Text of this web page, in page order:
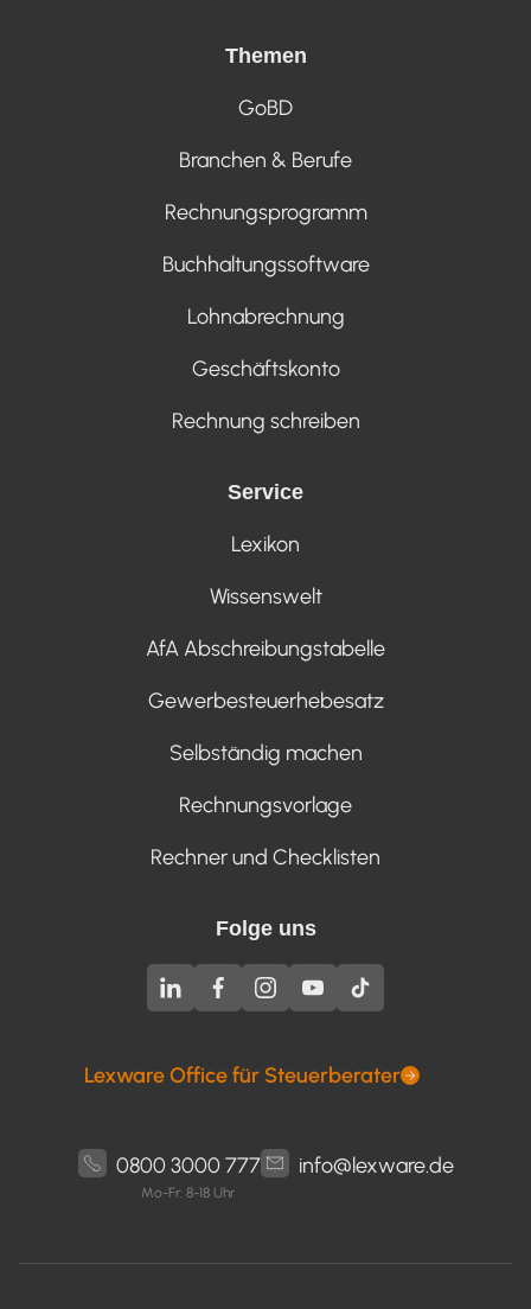
Themen
GoBD
Branchen & Berufe
Rechnungsprogramm
Buchhaltungssoftware
Lohnabrechnung
Geschäftskonto
Rechnung schreiben
Service
Lexikon
Wissenswelt
AfA Abschreibungstabelle
Gewerbesteuerhebesatz
Selbständig machen
Rechnungsvorlage
Rechner und Checklisten
Folge uns
Lexware Office für Steuerberater
0800 3000 777
Mo-Fr: 8-18 Uhr
info@lexware.de